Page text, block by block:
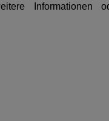
Informationen